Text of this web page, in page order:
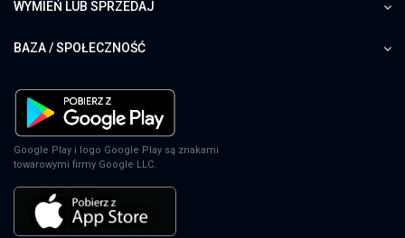
WYMIEŃ LUB SPRZEDAJ
BAZA / SPOŁECZNOŚĆ
Google Play i logo Google Play są znakami
towarowymi firmy Google LLC.